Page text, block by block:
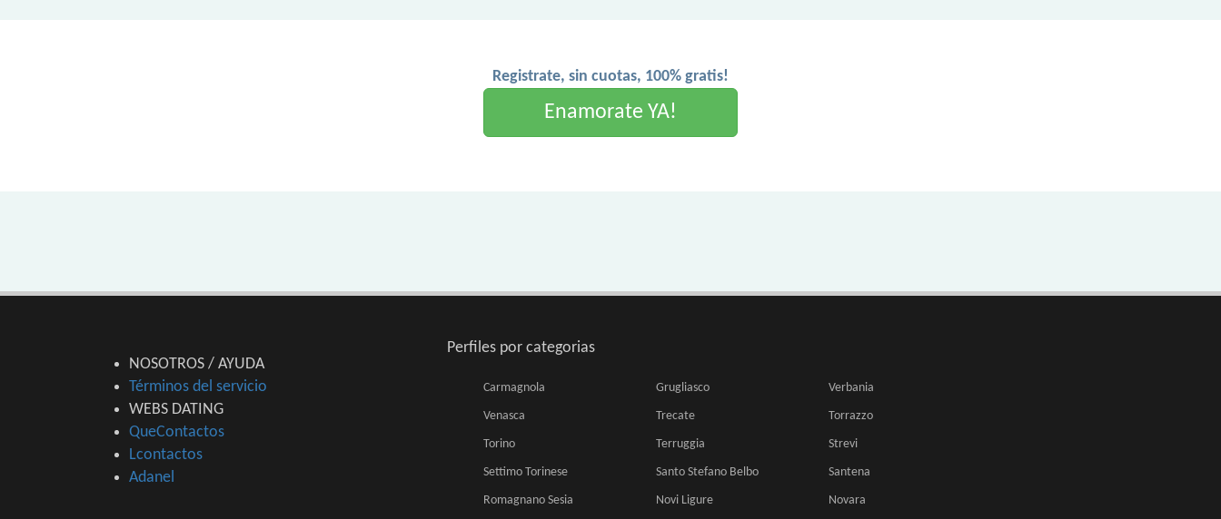
Registrate, sin cuotas, 100% gratis!
Enamorate YA!
NOSOTROS / AYUDA
Términos del servicio
WEBS DATING
QueContactos
Lcontactos
Adanel
Perfiles por categorias
Carmagnola Grugliasco Verbania
Venasca Trecate Torrazzo
Torino Terruggia Strevi
Settimo Torinese Santo Stefano Belbo Santena
Romagnano Sesia Novi Ligure Novara